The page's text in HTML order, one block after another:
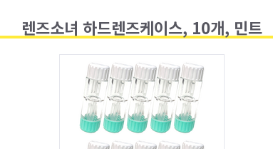
렌즈소녀 하드렌즈케이스, 10개, 민트